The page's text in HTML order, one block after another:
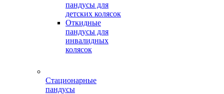
пандусы для
детских колясок
Откидные
пандусы для
инвалидных
колясок
Стационарные
пандусы